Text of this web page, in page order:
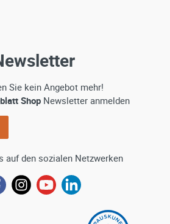
Sie kein Angebot mehr!
Shop Newsletter anmelden
auf den sozialen Netzwerken